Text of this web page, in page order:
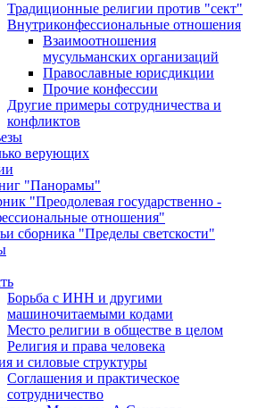
Традиционные религии против "сект"
Внутриконфессиональные отношения
Взаимоотношения
мусульманских организаций
Православные юрисдикции
Прочие конфессии
Другие примеры сотрудничества и
конфликтов
верующих
"Панорамы"
"Преодолевая государственно -
отношения"
сборника "Пределы светскости"
Борьба с ИНН и другими
машиночитаемыми кодами
Место религии в обществе в целом
Религия и права человека
и силовые структуры
Соглашения и практическое
сотрудничество